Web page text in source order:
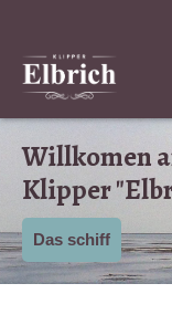
Willkomen
Klipper
Das schiff